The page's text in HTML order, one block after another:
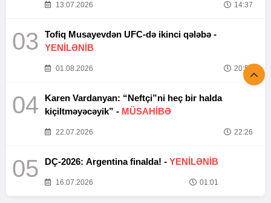
13.07.2026 14:37
03
Tofiq Musayevdən UFC-də ikinci qələbə -
YENİLƏNİB
01.08.2026 20:52
04
Karen Vardanyan: “Neftçi”ni heç bir halda
kiçiltməyəcəyik” - MÜSAHİBƏ
22.07.2026 22:26
05 DÇ-2026: Argentina finalda! - YENİLƏNİB
16.07.2026 01:01